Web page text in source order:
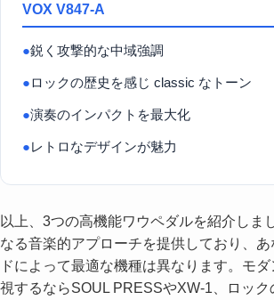
VOX V847-A
●鋭く攻撃的な中域強調
●ロックの歴史を感じ classic なトーン
●演奏のインパクトを最大化
●レトロなデザインが魅力
以上、3つの高機能ワウペダルを紹介しま
なる音楽的アプローチを提供しており、
ドによって最適な機種は異なります。モ
視するならSOUL PRESSやXW-1、ロッ